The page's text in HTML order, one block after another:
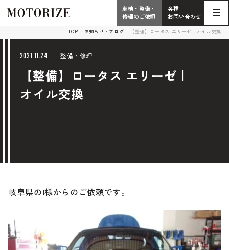
こだわり
Phone
電話受付時間 10:00 - 18:30（月曜定休）
お問い合わせ総合
タップで電話がかかります
Contact Form
Contact
車検・整備・
修理のご依頼
各種
お問い合わせ
TOP お知らせ・ブログ 【整備】ロータス エリーゼ｜オイル交換
2021.11.24 整備・修理
【整備】ロータス エリーゼ｜
オイル交換
岐阜県のI様からのご依頼です。